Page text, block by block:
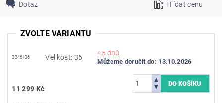
Dotaz Hlídat cenu
ZVOLTE VARIANTU
3346/36 Velikost: 36
45 dnů
Můžeme doručit do: 13.10.2026
11 299 Kč